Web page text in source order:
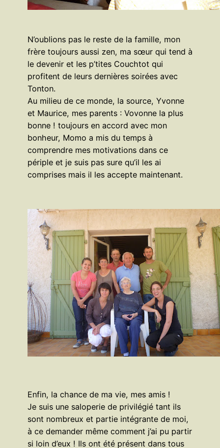
N’oublions pas le reste de la famille, mon
frère toujours aussi zen, ma sœur qui tend à
le devenir et les p’tites Couchtot qui
profitent de leurs dernières soirées avec
Tonton.
Au milieu de ce monde, la source, Yvonne
et Maurice, mes parents : Vovonne la plus
bonne ! toujours en accord avec mon
bonheur, Momo a mis du temps à
comprendre mes motivations dans ce
périple et je suis pas sure qu’il les ai
comprises mais il les accepte maintenant.
Enfin, la chance de ma vie, mes amis !
Je suis une saloperie de privilégié tant ils
sont nombreux et partie intégrante de moi,
à ce demander même comment j’ai pu partir
si loin d’eux ! Ils ont été présent dans tous